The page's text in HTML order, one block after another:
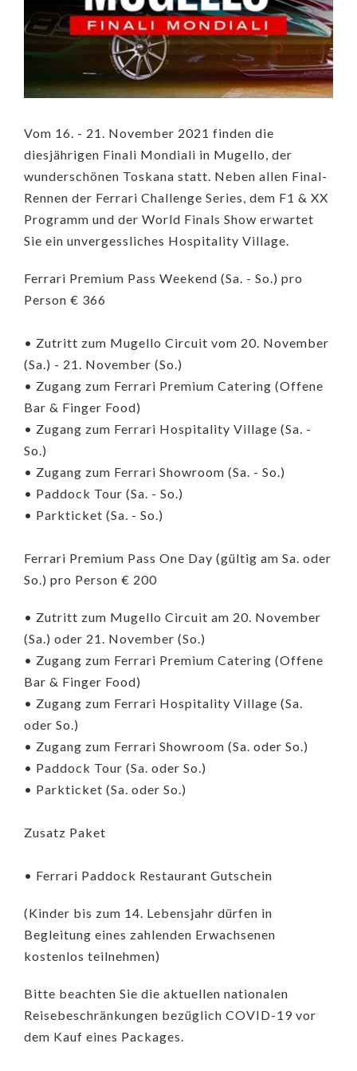
Vom 16. - 21. November 2021 finden die
diesjährigen Finali Mondiali in Mugello, der
wunderschönen Toskana statt. Neben allen Final-
Rennen der Ferrari Challenge Series, dem F1 & XX
Programm und der World Finals Show erwartet
Sie ein unvergessliches Hospitality Village.
Ferrari Premium Pass Weekend (Sa. - So.) pro
Person € 366
• Zutritt zum Mugello Circuit vom 20. November
(Sa.) - 21. November (So.)
• Zugang zum Ferrari Premium Catering (Offene
Bar & Finger Food)
• Zugang zum Ferrari Hospitality Village (Sa. -
So.)
• Zugang zum Ferrari Showroom (Sa. - So.)
• Paddock Tour (Sa. - So.)
• Parkticket (Sa. - So.)
Ferrari Premium Pass One Day (gültig am Sa. oder
So.) pro Person € 200
• Zutritt zum Mugello Circuit am 20. November
(Sa.) oder 21. November (So.)
• Zugang zum Ferrari Premium Catering (Offene
Bar & Finger Food)
• Zugang zum Ferrari Hospitality Village (Sa.
oder So.)
• Zugang zum Ferrari Showroom (Sa. oder So.)
• Paddock Tour (Sa. oder So.)
• Parkticket (Sa. oder So.)
Zusatz Paket
• Ferrari Paddock Restaurant Gutschein
(Kinder bis zum 14. Lebensjahr dürfen in
Begleitung eines zahlenden Erwachsenen
kostenlos teilnehmen)
Bitte beachten Sie die aktuellen nationalen
Reisebeschränkungen bezüglich COVID-19 vor
dem Kauf eines Packages.